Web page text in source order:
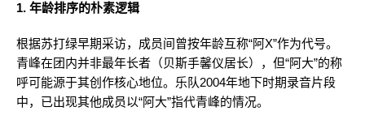
1. 年龄排序的朴素逻辑
根据苏打绿早期采访，成员间曾按年龄互称“阿X”作为代号。
青峰在团内并非最年长者（贝斯手馨仪居长），但“阿大”的称
呼可能源于其创作核心地位。乐队2004年地下时期录音片段
中，已出现其他成员以“阿大”指代青峰的情况。